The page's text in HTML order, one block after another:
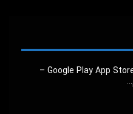
دانلود اسکریپت Google Play App Store –